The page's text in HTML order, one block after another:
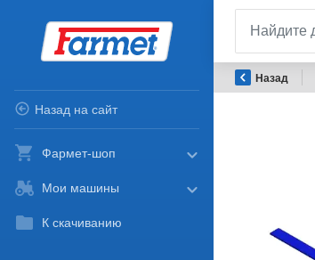
Назад на сайт
Фармет-шоп
Мои машины
К скачиванию
Назад